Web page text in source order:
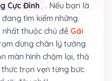
Cực Đỉnh
. Nếu bạn là
tìm kiếm những
thuộc chủ đề Gái
dừng chân lý tưởng
màn hình chậm lại, thả
trọn vẹn từng bức